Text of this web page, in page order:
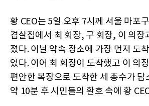
황 CEO는 5일 오후 7시께 서울 마포
겹살집에서 최 회장, 구 회장, 이 의장
졌다. 이날 약속 장소에 가장 먼저 도
었다. 이어 최 회장이 도착했고 이 의
편안한 복장으로 도착한 세 총수가 담
약 10분 후 시민들의 환호 속에 황